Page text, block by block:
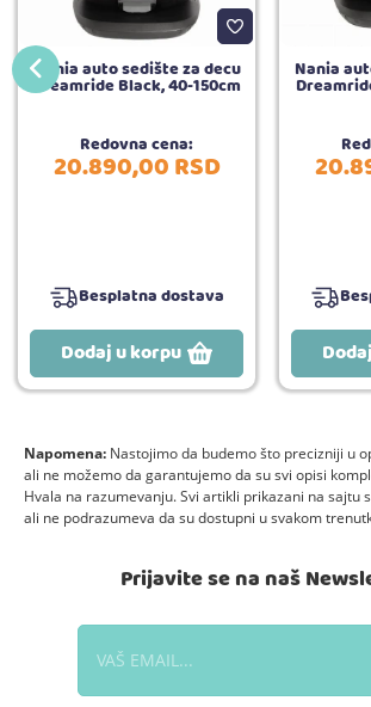
Nania auto sedište za decu
Dreamride Black, 40-150cm
Redovna cena:
20.890,00RSD
Besplatna dostava
Dodaj u korpu
Nania
Napomena: Nastojimo da budemo što precizniji u
ali ne možemo da garantujemo da su svi opisi
Hvala na razumevanju. Svi artikli prikazani na sajtu
ali ne podrazumeva da su dostupni u svakom
Prijavite se na naš